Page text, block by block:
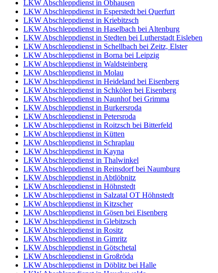
LKW Abschleppdienst in Obhausen
LKW Abschleppdienst in Esperstedt bei Querfurt
LKW Abschleppdienst in Kriebitzsch
LKW Abschleppdienst in Haselbach bei Altenburg
LKW Abschleppdienst in Stedten bei Lutherstadt Eisleben
LKW Abschleppdienst in Schellbach bei Zeitz, Elster
LKW Abschleppdienst in Borna bei Leipzig
LKW Abschleppdienst in Waldsteinberg
LKW Abschleppdienst in Molau
LKW Abschleppdienst in Heideland bei Eisenberg
LKW Abschleppdienst in Schkölen bei Eisenberg
LKW Abschleppdienst in Naunhof bei Grimma
LKW Abschleppdienst in Burkersroda
LKW Abschleppdienst in Petersroda
LKW Abschleppdienst in Roitzsch bei Bitterfeld
LKW Abschleppdienst in Kütten
LKW Abschleppdienst in Schraplau
LKW Abschleppdienst in Kayna
LKW Abschleppdienst in Thalwinkel
LKW Abschleppdienst in Reinsdorf bei Naumburg
LKW Abschleppdienst in Abtlöbnitz
LKW Abschleppdienst in Höhnstedt
LKW Abschleppdienst in Salzatal OT Höhnstedt
LKW Abschleppdienst in Kitzscher
LKW Abschleppdienst in Gösen bei Eisenberg
LKW Abschleppdienst in Glebitzsch
LKW Abschleppdienst in Rositz
LKW Abschleppdienst in Gimritz
LKW Abschleppdienst in Götschetal
LKW Abschleppdienst in Großröda
LKW Abschleppdienst in Döblitz bei Halle